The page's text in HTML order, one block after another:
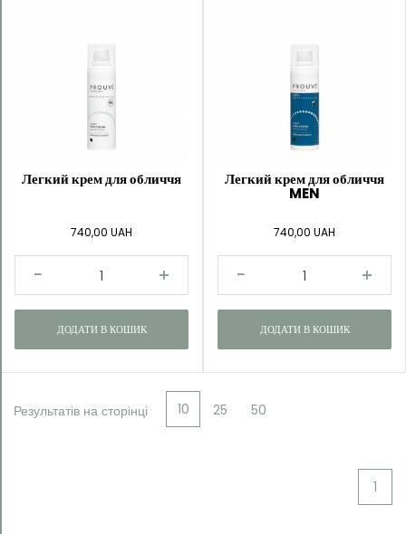
Легкий крем для обличчя
740,00 UAH
ДОДАТИ В КОШИК
Легкий крем для обличчя
MEN
740,00 UAH
ДОДАТИ В КОШИК
Результатів на сторінці 10 25 50
1